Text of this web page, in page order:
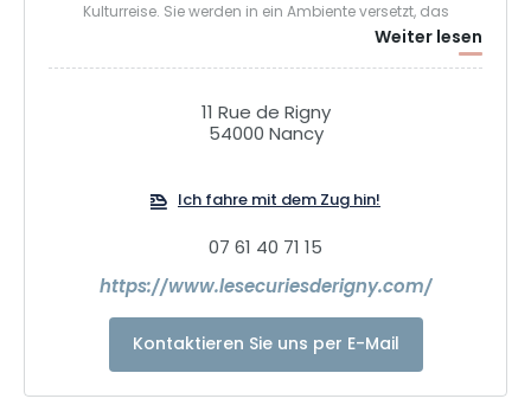
Kulturreise. Sie werden in ein Ambiente versetzt, das
Geräumigkeit, den Charme des Alten und moderne
Elemente miteinander verbindet. In einem charaktervollen
mit zeitgenössischem Komfort verbindet, wurde an jedes
Detail gedacht, um Ihr Erlebnis unvergesslich zu machen.
Weiter lesen
11 Rue de Rigny
54000 Nancy
Ich fahre mit dem Zug hin!
07 61 40 71 15
https://www.lesecuriesderigny.com/
Kontaktieren Sie uns per E-Mail